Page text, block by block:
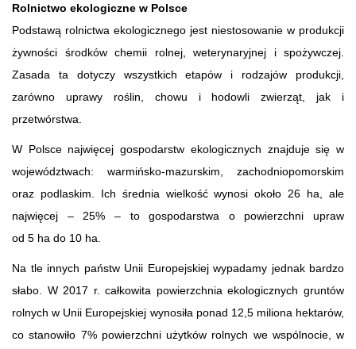
Rolnictwo ekologiczne w Polsce
Podstawą rolnictwa ekologicznego jest niestosowanie w produkcji
żywności środków chemii rolnej, weterynaryjnej i spożywczej.
Zasada ta dotyczy wszystkich etapów i rodzajów produkcji,
zarówno uprawy roślin, chowu i hodowli zwierząt, jak i
przetwórstwa.
W Polsce najwięcej gospodarstw ekologicznych znajduje się w
województwach: warmińsko-mazurskim, zachodniopomorskim
oraz podlaskim. Ich średnia wielkość wynosi około 26 ha, ale
najwięcej – 25% – to gospodarstwa o powierzchni upraw
od 5 ha do 10 ha.
Na tle innych państw Unii Europejskiej wypadamy jednak bardzo
słabo. W 2017 r. całkowita powierzchnia ekologicznych gruntów
rolnych w Unii Europejskiej wynosiła ponad 12,5 miliona hektarów,
co stanowiło 7% powierzchni użytków rolnych we wspólnocie, w